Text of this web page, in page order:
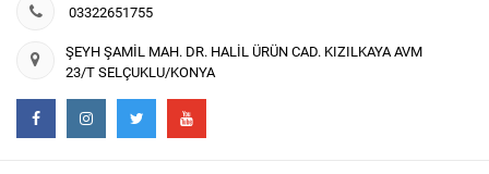
03322651755
ŞEYH ŞAMİL MAH. DR. HALİL ÜRÜN CAD. KIZILKAYA AVM
23/T SELÇUKLU/KONYA